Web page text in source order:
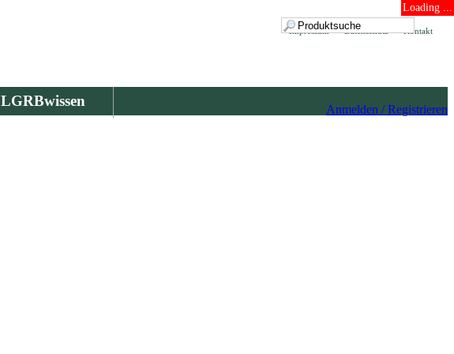
Loading ...
Kontakt
Datenschutz
Impressum
LGRBwissen
Anmelden / Registrieren